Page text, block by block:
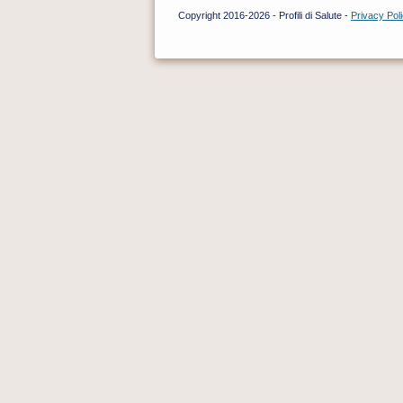
Copyright 2016-2026 - Profili di Salute - Privacy